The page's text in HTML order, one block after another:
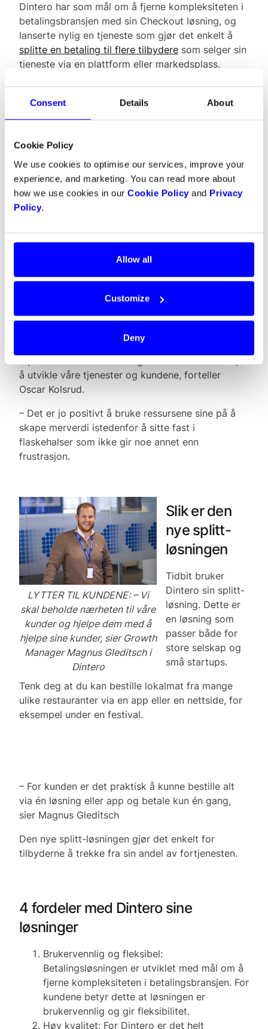
Consent Details About
Cookie Policy
We use cookies to optimise our services, improve your
experience, and marketing. You can read more about
how we use cookies in our Cookie Policy and Privacy
Policy.
Allow all
Customize
Deny
Dintero har som mål om å fjerne kompleksiteten i
betalingsbransjen med sin Checkout løsning, og
lanserte nylig en tjeneste som gjør det enkelt å
splitte en betaling til flere tilbydere som selger sin
tjeneste via en plattform eller markedsplass.
Checkout løsningen kan tilpasses for bedriftens
behov, uansett størrelse. Den gjør det mulig for
kundene å bruke mange betalingsløsninger, som
delbetaling (Walley) og QR-kode.
Onboarder kunder i løpet én dag
Det at Dintero fikk konsesjon hos Finanstilsynet i
betalingsreise ytterligere.
– Vi har utviklet en teknisk løsning som gjør det
forteller Growth Manager Magnus Gleditsch.
skritt i riktig retning.
– Med deres løsning kan vi onboarde kunder i
å utvikle våre tjenester og kundene, forteller
Oscar Kolsrud.
– Det er jo positivt å bruke ressursene sine på å
skape merverdi istedenfor å sitte fast i
flaskehalser som ikke gir noe annet enn
frustrasjon.
LYTTER TIL KUNDENE: – Vi
skal beholde nærheten til våre
kunder og hjelpe dem med å
hjelpe sine kunder, sier Growth
Manager Magnus Gleditsch i
Dintero
Slik er den
nye splitt-
løsningen
Tidbit bruker
Dintero sin splitt-
løsning. Dette er
en løsning som
passer både for
store selskap og
små startups.
Tenk deg at du kan bestille lokalmat fra mange
ulike restauranter via en app eller en nettside, for
eksempel under en festival.
– For kunden er det praktisk å kunne bestille alt
via én løsning eller app og betale kun én gang,
sier Magnus Gleditsch
Den nye splitt-løsningen gjør det enkelt for
tilbyderne å trekke fra sin andel av fortjenesten.
4 fordeler med Dintero sine
løsninger
Brukervennlig og fleksibel:
Betalingsløsningen er utviklet med mål om å
fjerne kompleksiteten i betalingsbransjen. For
kundene betyr dette at løsningen er
brukervennlig og gir fleksibilitet.
Høy kvalitet: For Dintero er det helt